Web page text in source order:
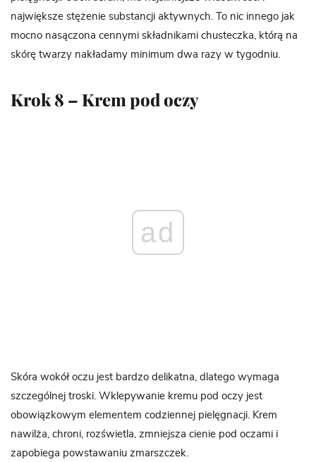
największe stężenie substancji aktywnych. To nic innego jak
mocno nasączona cennymi składnikami chusteczka, którą na
skórę twarzy nakładamy minimum dwa razy w tygodniu.
Krok 8 – Krem pod oczy
ad
Skóra wokół oczu jest bardzo delikatna, dlatego wymaga
szczególnej troski. Wklepywanie kremu pod oczy jest
obowiązkowym elementem codziennej pielęgnacji. Krem
nawilża, chroni, rozświetla, zmniejsza cienie pod oczami i
zapobiega powstawaniu zmarszczek.